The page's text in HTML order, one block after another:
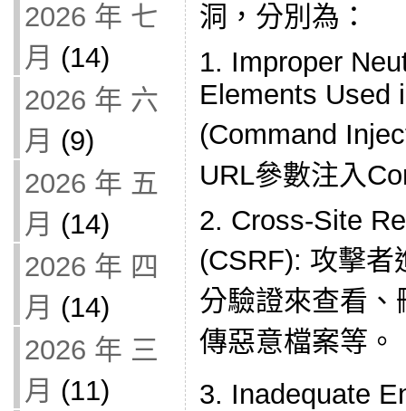
2026 年 七
月 (14)
2026 年 六
月 (9)
2026 年 五
月 (14)
2026 年 四
月 (14)
2026 年 三
月 (11)
洞，分別為：
1. Improper
Elements Used
(Command
URL參數注入
2. Cross-Site
(CSRF): 攻擊者
分驗證來查看
傳惡意檔案等。
3. Inadequate